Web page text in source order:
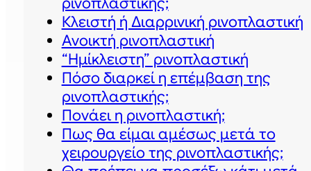
Κλειστή ή Διαρρινική ρινοπλαστική
Ανοικτή ρινοπλαστική
“Ημίκλειστη” ρινοπλαστική
Πόσο διαρκεί η επέμβαση της
ρινοπλαστικής;
Πονάει η ρινοπλαστική;
Πως θα είμαι αμέσως μετά το
χειρουργείο της ρινοπλαστικής;